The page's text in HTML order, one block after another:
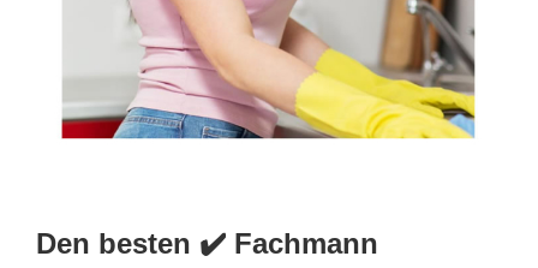
Den besten ✔️ Fachmann